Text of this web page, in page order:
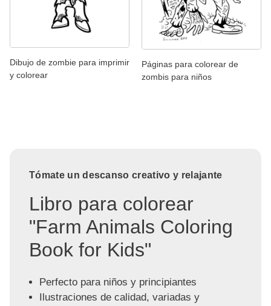
Dibujo de zombie para imprimir
y colorear
Páginas para colorear de
zombis para niños
Tómate un descanso creativo y relajante
Libro para colorear
"Farm Animals Coloring
Book for Kids"
Perfecto para niños y principiantes
Ilustraciones de calidad, variadas y